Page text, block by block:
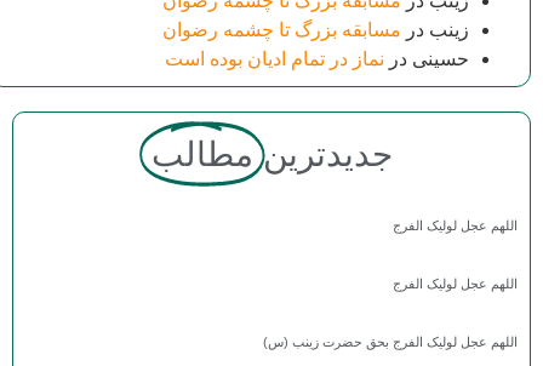
زینبدرمسابقه بزرگ تا چشمه رضوان
حسینیدرنماز در تمام ادیان بوده است
جدیدترین مطالب
اللهم عجل لولیک الفرج
اللهم عجل لولیک الفرج
اللهم عجل لولیک الفرج بحق حضرت زینب (س)